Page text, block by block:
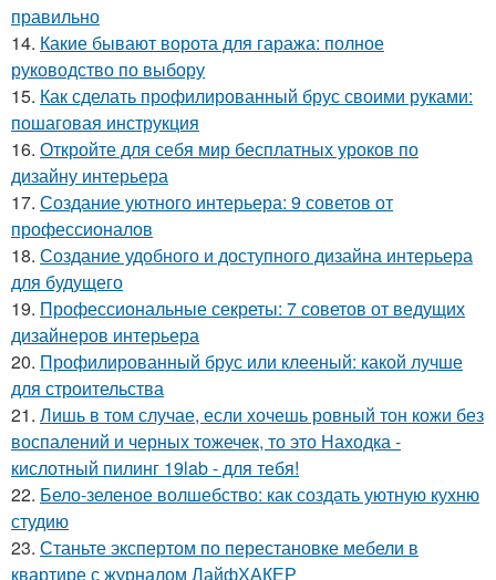
правильно
14. Какие бывают ворота для гаража: полное
руководство по выбору
15. Как сделать профилированный брус своими руками:
пошаговая инструкция
16. Откройте для себя мир бесплатных уроков по
дизайну интерьера
17. Создание уютного интерьера: 9 советов от
профессионалов
18. Создание удобного и доступного дизайна интерьера
для будущего
19. Профессиональные секреты: 7 советов от ведущих
дизайнеров интерьера
20. Профилированный брус или клееный: какой лучше
для строительства
21. Лишь в том случае, если хочешь ровный тон кожи без
воспалений и черных тожечек, то это Находка -
кислотный пилинг 19lab - для тебя!
22. Бело-зеленое волшебство: как создать уютную кухню
студию
23. Станьте экспертом по перестановке мебели в
квартире с журналом ЛайфХАКЕР